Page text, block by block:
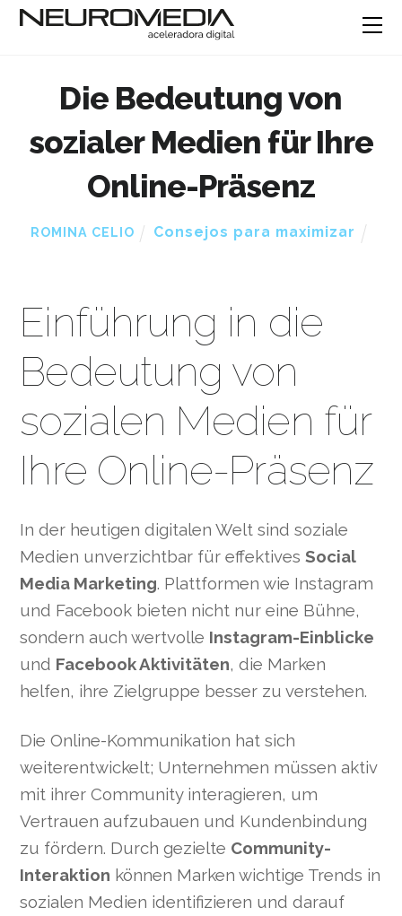
Die Bedeutung von
sozialer Medien für Ihre
Online-Präsenz
ROMINA CELIO Consejos para maximizar
Einführung in die
Bedeutung von
sozialen Medien für
Ihre Online-Präsenz
In der heutigen digitalen Welt sind soziale
Medien unverzichtbar für effektivesSocial
Media Marketing. Plattformen wie Instagram
und Facebook bieten nicht nur eine Bühne,
sondern auch wertvolle Instagram-Einblicke
und Facebook Aktivitäten, die Marken
helfen, ihre Zielgruppe besser zu verstehen.
Die Online-Kommunikation hat sich
weiterentwickelt; Unternehmen müssen aktiv
mit ihrer Community interagieren, um
Vertrauen aufzubauen und Kundenbindung
zu fördern. Durch gezielte Community-
Interaktion können Marken wichtige Trends in
sozialen Medien identifizieren und darauf